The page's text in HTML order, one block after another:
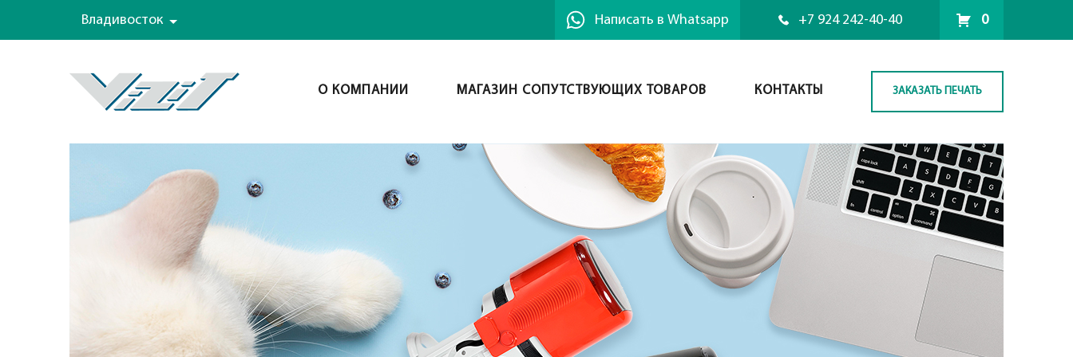
Владивосток Написать в Whatsapp +7 924 242-40-40 0
О КОМПАНИИ МАГАЗИН СОПУТСТВУЮЩИХ ТОВАРОВ КОНТАКТЫ ЗАКАЗАТЬ ПЕЧАТЬ